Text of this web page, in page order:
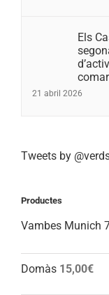
Els
21 abril 2026
Tweets by
Productes
Vambes Munich
Domàs 15,00€